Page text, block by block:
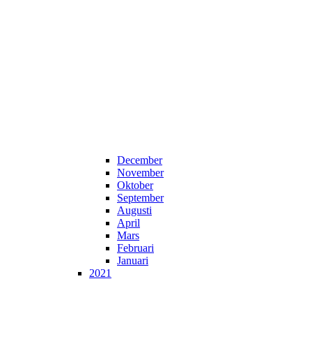
December
November
Oktober
September
Augusti
April
Mars
Februari
Januari
2021